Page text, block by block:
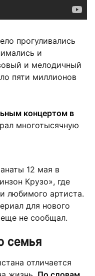
прогуливались
и
и мелодичный
пяти миллионов
концертом в
многотысячную
12 мая в
Крузо», где
любимого артиста.
для нового
не сообщал.
семья
отличается